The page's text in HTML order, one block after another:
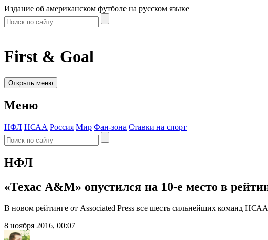
Издание об американском футболе на русском языке
First & Goal
Открыть меню
Меню
НФЛ НСАА Россия Мир Фан-зона Ставки на спорт
НФЛ
«Техас А&М» опустился на 10-е место в
В новом рейтинге от Associated Press все шесть сильнейших команд
8 ноября 2016, 00:07